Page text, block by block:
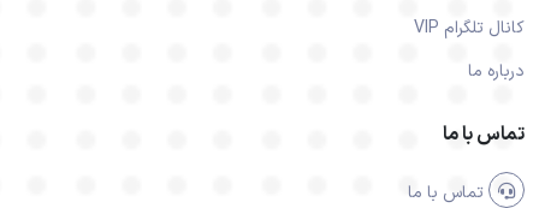
کانال تلگرام VIP
درباره ما
تماس با ما
تماس با ما